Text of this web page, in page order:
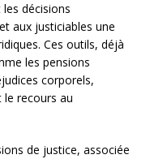
les décisions
aux justiciables une
Ces outils, déjà
les pensions
corporels,
recours au
de justice, associée